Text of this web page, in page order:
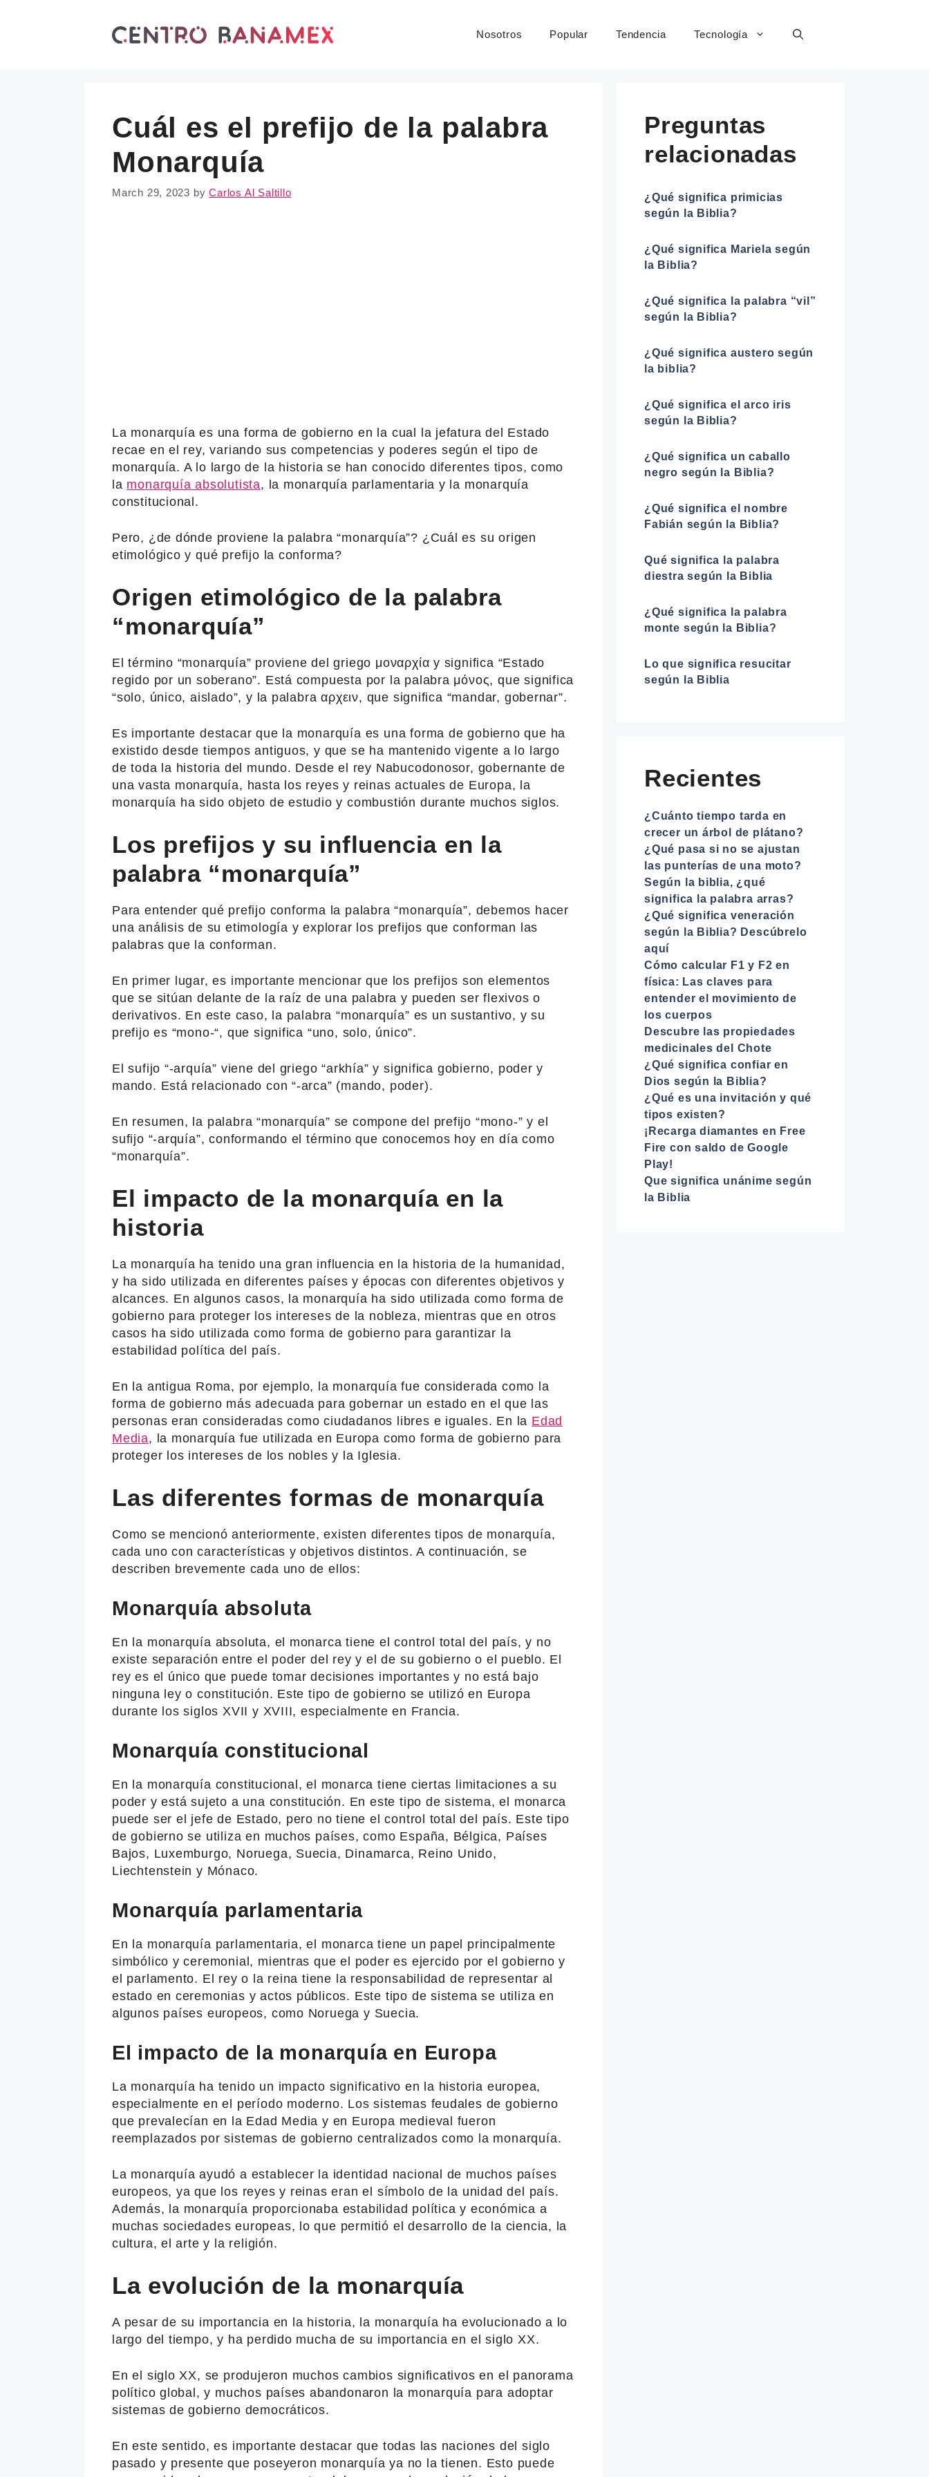
Nosotros Popular Tendencia Tecnología
Cuál es el prefijo de la palabra
Monarquía
March 29, 2023 byCarlos Al Saltillo
La monarquía es una forma de gobierno en la cual la jefatura del Estado
recae en el rey, variando sus competencias y poderes según el tipo de
monarquía. A lo largo de la historia se han conocido diferentes tipos, como
la monarquía absolutista, la monarquía parlamentaria y la monarquía
constitucional.
Pero, ¿de dónde proviene la palabra “monarquía”? ¿Cuál es su origen
etimológico y qué prefijo la conforma?
Origen etimológico de la palabra
“monarquía”
El término “monarquía” proviene del griego μοναρχία y significa “Estado
regido por un soberano”. Está compuesta por la palabra μόνος, que significa
“solo, único, aislado”, y la palabra αρχειν, que significa “mandar, gobernar”.
Es importante destacar que la monarquía es una forma de gobierno que ha
existido desde tiempos antiguos, y que se ha mantenido vigente a lo largo
de toda la historia del mundo. Desde el rey Nabucodonosor, gobernante de
una vasta monarquía, hasta los reyes y reinas actuales de Europa, la
monarquía ha sido objeto de estudio y combustión durante muchos siglos.
Los prefijos y su influencia en la
palabra “monarquía”
Para entender qué prefijo conforma la palabra “monarquía”, debemos hacer
una análisis de su etimología y explorar los prefijos que conforman las
palabras que la conforman.
En primer lugar, es importante mencionar que los prefijos son elementos
que se sitúan delante de la raíz de una palabra y pueden ser flexivos o
derivativos. En este caso, la palabra “monarquía” es un sustantivo, y su
prefijo es “mono-“, que significa “uno, solo, único”.
El sufijo “-arquía” viene del griego “arkhía” y significa gobierno, poder y
mando. Está relacionado con “-arca” (mando, poder).
En resumen, la palabra “monarquía” se compone del prefijo “mono-” y el
sufijo “-arquía”, conformando el término que conocemos hoy en día como
“monarquía”.
El impacto de la monarquía en la
historia
La monarquía ha tenido una gran influencia en la historia de la humanidad,
y ha sido utilizada en diferentes países y épocas con diferentes objetivos y
alcances. En algunos casos, la monarquía ha sido utilizada como forma de
gobierno para proteger los intereses de la nobleza, mientras que en otros
casos ha sido utilizada como forma de gobierno para garantizar la
estabilidad política del país.
En la antigua Roma, por ejemplo, la monarquía fue considerada como la
forma de gobierno más adecuada para gobernar un estado en el que las
personas eran consideradas como ciudadanos libres e iguales. En la Edad
Media, la monarquía fue utilizada en Europa como forma de gobierno para
proteger los intereses de los nobles y la Iglesia.
Las diferentes formas de monarquía
Como se mencionó anteriormente, existen diferentes tipos de monarquía,
cada uno con características y objetivos distintos. A continuación, se
describen brevemente cada uno de ellos:
Monarquía absoluta
En la monarquía absoluta, el monarca tiene el control total del país, y no
existe separación entre el poder del rey y el de su gobierno o el pueblo. El
rey es el único que puede tomar decisiones importantes y no está bajo
ninguna ley o constitución. Este tipo de gobierno se utilizó en Europa
durante los siglos XVII y XVIII, especialmente en Francia.
Monarquía constitucional
En la monarquía constitucional, el monarca tiene ciertas limitaciones a su
poder y está sujeto a una constitución. En este tipo de sistema, el monarca
puede ser el jefe de Estado, pero no tiene el control total del país. Este tipo
de gobierno se utiliza en muchos países, como España, Bélgica, Países
Bajos, Luxemburgo, Noruega, Suecia, Dinamarca, Reino Unido,
Liechtenstein y Mónaco.
Monarquía parlamentaria
En la monarquía parlamentaria, el monarca tiene un papel principalmente
simbólico y ceremonial, mientras que el poder es ejercido por el gobierno y
el parlamento. El rey o la reina tiene la responsabilidad de representar al
estado en ceremonias y actos públicos. Este tipo de sistema se utiliza en
algunos países europeos, como Noruega y Suecia.
El impacto de la monarquía en Europa
La monarquía ha tenido un impacto significativo en la historia europea,
especialmente en el período moderno. Los sistemas feudales de gobierno
que prevalecían en la Edad Media y en Europa medieval fueron
reemplazados por sistemas de gobierno centralizados como la monarquía.
La monarquía ayudó a establecer la identidad nacional de muchos países
europeos, ya que los reyes y reinas eran el símbolo de la unidad del país.
Además, la monarquía proporcionaba estabilidad política y económica a
muchas sociedades europeas, lo que permitió el desarrollo de la ciencia, la
cultura, el arte y la religión.
La evolución de la monarquía
A pesar de su importancia en la historia, la monarquía ha evolucionado a lo
largo del tiempo, y ha perdido mucha de su importancia en el siglo XX.
En el siglo XX, se produjeron muchos cambios significativos en el panorama
político global, y muchos países abandonaron la monarquía para adoptar
sistemas de gobierno democráticos.
En este sentido, es importante destacar que todas las naciones del siglo
pasado y presente que poseyeron monarquía ya no la tienen. Esto puede
Preguntas
relacionadas
¿Qué significa primicias
según la Biblia?
¿Qué significa Mariela según
la Biblia?
¿Qué significa la palabra “vil”
según la Biblia?
¿Qué significa austero según
la biblia?
¿Qué significa el arco iris
según la Biblia?
¿Qué significa un caballo
negro según la Biblia?
¿Qué significa el nombre
Fabián según la Biblia?
Qué significa la palabra
diestra según la Biblia
¿Qué significa la palabra
monte según la Biblia?
Lo que significa resucitar
según la Biblia
Recientes
¿Cuánto tiempo tarda en
crecer un árbol de plátano?
¿Qué pasa si no se ajustan
las punterías de una moto?
Según la biblia, ¿qué
significa la palabra arras?
¿Qué significa veneración
según la Biblia? Descúbrelo
aquí
Cómo calcular F1 y F2 en
física: Las claves para
entender el movimiento de
los cuerpos
Descubre las propiedades
medicinales del Chote
¿Qué significa confiar en
Dios según la Biblia?
¿Qué es una invitación y qué
tipos existen?
¡Recarga diamantes en Free
Fire con saldo de Google
Play!
Que significa unánime según
la Biblia